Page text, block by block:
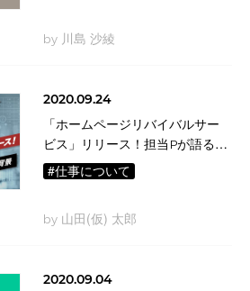
by 川島 沙綾
2020.09.24
「ホームページリバイバルサー
ビス」リリース！担当Pが語る企
画/開発背景
#仕事について
by 山田(仮) 太郎
2020.09.04